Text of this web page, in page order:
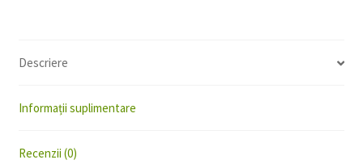
Descriere
Informații suplimentare
Recenzii (0)